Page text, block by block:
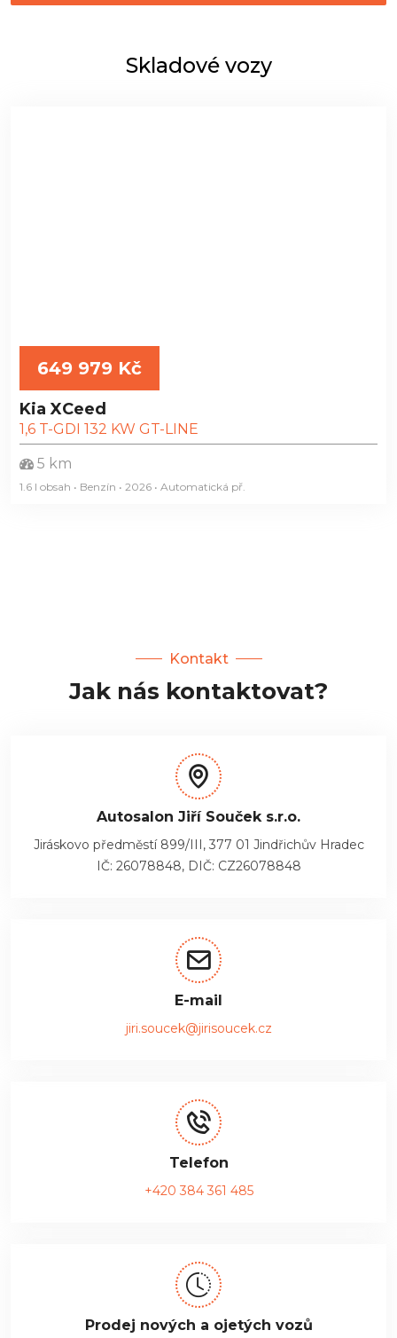
Skladové vozy
649 979 Kč
Kia XCeed
1,6 T-GDI 132 KW GT-LINE
5 km
1.6 l obsah • Benzín • 2026 • Automatická př.
Kontakt
Jak nás kontaktovat?
Autosalon Jiří Souček s.r.o.
Jiráskovo předměstí 899/III, 377 01 Jindřichův Hradec
IČ: 26078848, DIČ: CZ26078848
E-mail
jiri.soucek@jirisoucek.cz
Telefon
+420 384 361 485
Prodej nových a ojetých vozů